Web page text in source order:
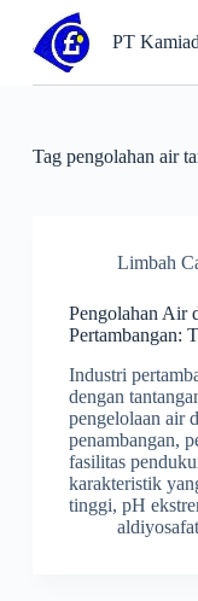
k
p
PT
Tagpengolahan air
Limbah
Pengolahan Air
Pertambangan:
Industri
dengan
pengelolaan air
penambangan,
fasilitas
karakteristik
tinggi, pH
aldiyosafat